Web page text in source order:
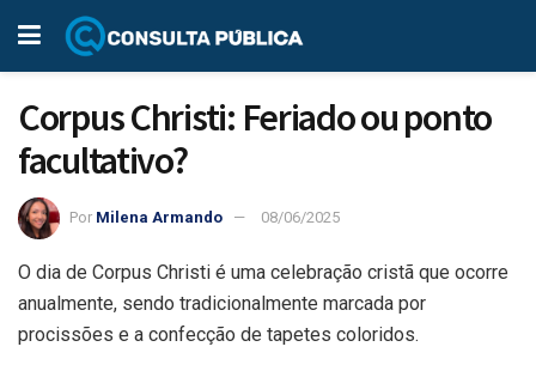
Corpus Christi: Feriado ou ponto
facultativo?
Por Milena Armando 08/06/2025
O dia de Corpus Christi é uma celebração cristã que ocorre
anualmente, sendo tradicionalmente marcada por
procissões e a confecção de tapetes coloridos.